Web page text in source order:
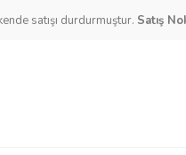
satışı durdurmuştur. Satış